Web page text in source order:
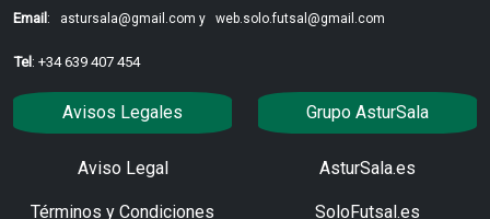
Email: astursala@gmail.com y web.solo.futsal@gmail.com
Tel: +34 639 407 454
Avisos Legales
Aviso Legal
Términos y Condiciones
Grupo AsturSala
AsturSala.es
SoloFutsal.es